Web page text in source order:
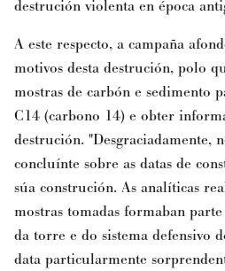
destrución violenta en época
A este respecto, a campaña
motivos desta destrución, polo
mostras de carbón e sedimento
C14 (carbono 14) e obter
destrución. "Desgraciadamente,
concluínte sobre as datas de
súa construción. As analíticas
mostras tomadas formaban
da torre e do sistema defensivo
data particularmente